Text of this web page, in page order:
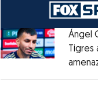
Opens in new
Ángel